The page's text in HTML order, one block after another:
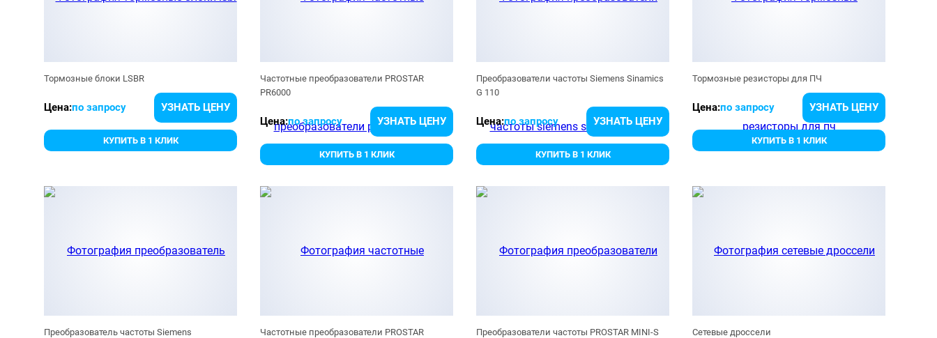
Тормозные блоки LSBR
Цена:по запросу УЗНАТЬ ЦЕНУ
КУПИТЬ В 1 КЛИК
Частотные преобразователи PROSTAR
PR6000
Цена:по запросу УЗНАТЬ ЦЕНУ
КУПИТЬ В 1 КЛИК
Преобразователи частоты Siemens Sinamics
G 110
Цена:по запросу УЗНАТЬ ЦЕНУ
КУПИТЬ В 1 КЛИК
Тормозные резисторы для ПЧ
Цена:по запросу УЗНАТЬ ЦЕНУ
КУПИТЬ В 1 КЛИК
Преобразователь частоты Siemens
Частотные преобразователи PROSTAR
Преобразователи частоты PROSTAR MINI-S Сетевые дроссели